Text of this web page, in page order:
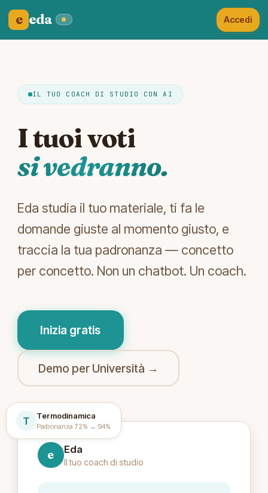
e eda Accedi
IL TUO COACH DI STUDIO CON AI
I tuoi voti
si vedranno.
Eda studia il tuo materiale, ti fa le
domande giuste al momento giusto, e
traccia la tua padronanza — concetto
per concetto. Non un chatbot. Un coach.
Inizia gratis
Demo per Università →
T Termodinamica
Padronanza 72% → 94%
e Eda
Il tuo coach di studio